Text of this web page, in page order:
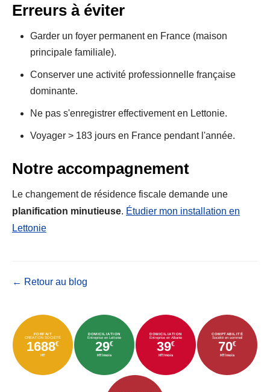
Erreurs à éviter
Garder un foyer permanent en France (maison
principale familiale).
Conserver une activité professionnelle française
dominante.
Ne pas s'enregistrer effectivement en Lettonie.
Voyager > 183 jours en France pendant l'année.
Notre accompagnement
Le changement de résidence fiscale demande une
planification minutieuse. Étudier mon installation en
Lettonie
← Retour au blog
FORFAIT
CRÉATION SOCIÉTÉ
1688€
HT
DOMICILIATION
Entreprise en Lettonie
29€
HT/mois
DOMICILIATION
Entreprise en Albanie
39€
HT/mois
COMPTABILITÉ
Société en sommeil
70€
HT/mois